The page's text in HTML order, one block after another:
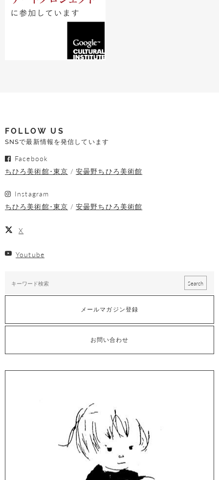
FOLLOW US
SNSで最新情報を発信しています
Facebook
ちひろ美術館･東京
安曇野ちひろ美術館
Instagram
ちひろ美術館･東京
安曇野ちひろ美術館
X
Youtube
メールマガジン登録
お問い合わせ